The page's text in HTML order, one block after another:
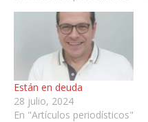
Están en deuda
28 julio, 2024
En "Artículos periodísticos"